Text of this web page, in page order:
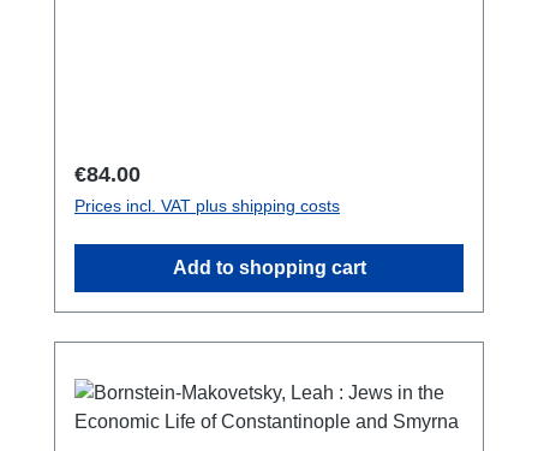
Regular price:
€84.00
Prices incl. VAT plus shipping costs
Add to shopping cart